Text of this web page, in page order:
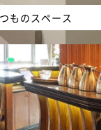
ものスペース